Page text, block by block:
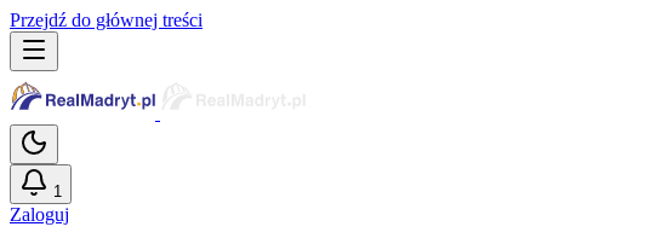
Przejdź do głównej treści
1
Zaloguj